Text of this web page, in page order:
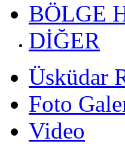
BÖLGE
DİĞER
Üsküdar
Foto
Video